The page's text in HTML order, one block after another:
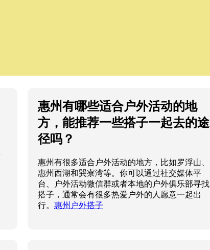
惠州有哪些适合户外活动的地
方，能推荐一些搭子一起去的途
径吗？
惠州有很多适合户外活动的地方，比如罗浮山、
惠州西湖和巽寮湾等。你可以通过社交媒体平
台、户外活动微信群或者本地的户外俱乐部寻找
搭子，通常会有很多热爱户外的人愿意一起出
行。惠州户外搭子